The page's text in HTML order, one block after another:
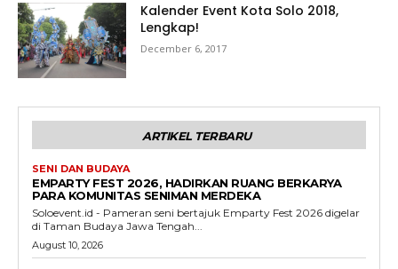
Kalender Event Kota Solo 2018,
Lengkap!
December 6, 2017
ARTIKEL TERBARU
SENI DAN BUDAYA
EMPARTY FEST 2026, HADIRKAN RUANG BERKARYA
PARA KOMUNITAS SENIMAN MERDEKA
Soloevent.id - Pameran seni bertajuk Emparty Fest 2026 digelar
di Taman Budaya Jawa Tengah...
August 10, 2026